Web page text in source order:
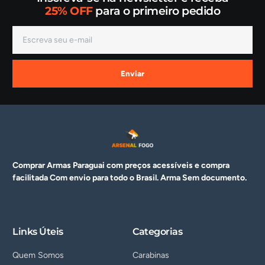
25% OFFpara o primeiro pedido
Enviar
Comprar Armas Paraguai com preços acessíveis e compra
facilitada Com envio para todo o Brasil. ArmaSem documento.
Links Úteis
Quem Somos
Categorias
Carabinas